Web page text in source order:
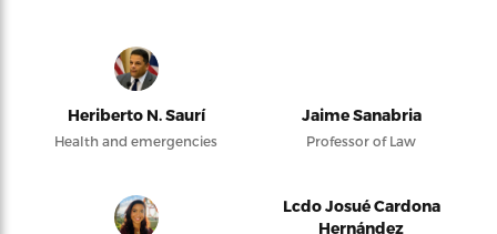
Heriberto N. Saurí
Health and emergencies
Jaime Sanabria
Professor of Law
Lcdo Josué Cardona
Hernández